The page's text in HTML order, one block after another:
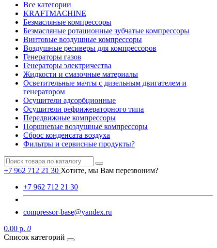
Все категории
KRAFTMACHINE
Безмасляные компрессоры
Безмасляные ротационные зубчатые компрессоры
Винтовые воздушные компрессоры
Воздушные ресиверы для компрессоров
Генераторы газов
Генераторы электричества
Жидкости и смазочные материалы
Осветительные мачты с дизельным двигателем и
генератором
Осушители адсорбционные
Осушители рефрижераторного типа
Передвижные компрессоры
Поршневые воздушные компрессоры
Сброс конденсата воздуха
Фильтры и сервисные продукты?
+7 962 712 21 30 Хотите, мы Вам перезвоним?
+7 962 712 21 30
compressor-base@yandex.ru
0.00 р. 0
Список категорий